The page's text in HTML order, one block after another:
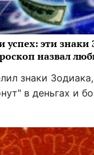
успех: эти знаки
назвал
знаки
в деньгах и